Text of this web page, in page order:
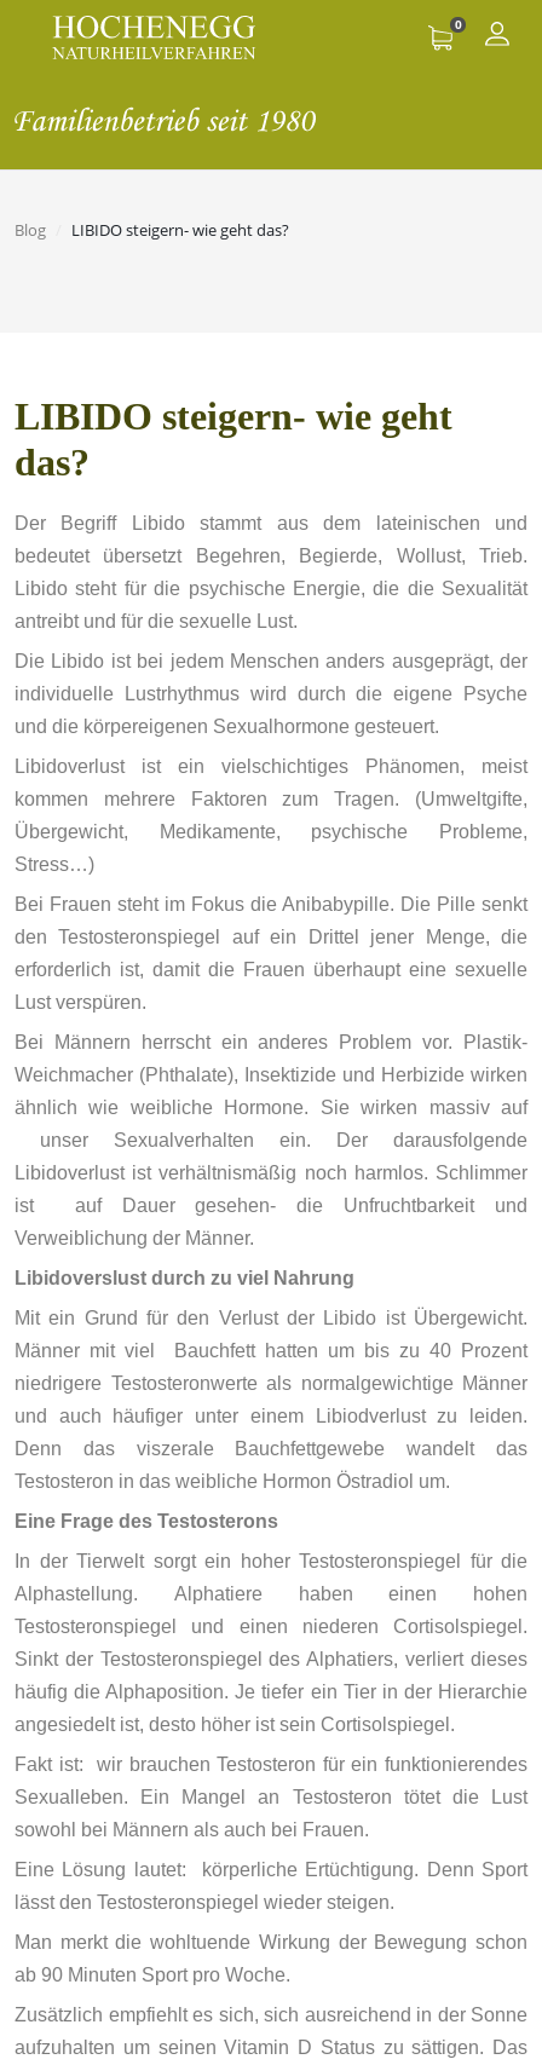
0
Blog LIBIDO steigern- wie geht das?
LIBIDO steigern- wie geht
das?
Der Begriff Libido stammt aus dem lateinischen und
bedeutet übersetzt Begehren, Begierde, Wollust, Trieb.
Libido steht für die psychische Energie, die die Sexualität
antreibt und für die sexuelle Lust.
Die Libido ist bei jedem Menschen anders ausgeprägt, der
individuelle Lustrhythmus wird durch die eigene Psyche
und die körpereigenen Sexualhormone gesteuert.
Libidoverlust ist ein vielschichtiges Phänomen, meist
kommen mehrere Faktoren zum Tragen. (Umweltgifte,
Übergewicht, Medikamente, psychische Probleme,
Stress…)
Bei Frauen steht im Fokus die Anibabypille. Die Pille senkt
den Testosteronspiegel auf ein Drittel jener Menge, die
erforderlich ist, damit die Frauen überhaupt eine sexuelle
Lust verspüren.
Bei Männern herrscht ein anderes Problem vor. Plastik-
Weichmacher (Phthalate), Insektizide und Herbizide wirken
ähnlich wie weibliche Hormone. Sie wirken massiv auf
unser Sexualverhalten ein. Der darausfolgende
Libidoverlust ist verhältnismäßig noch harmlos. Schlimmer
ist auf Dauer gesehen- die Unfruchtbarkeit und
Verweiblichung der Männer.
Libidoverslust durch zu viel Nahrung
Mit ein Grund für den Verlust der Libido ist Übergewicht.
Männer mit viel Bauchfett hatten um bis zu 40 Prozent
niedrigere Testosteronwerte als normalgewichtige Männer
und auch häufiger unter einem Libiodverlust zu leiden.
Denn das viszerale Bauchfettgewebe wandelt das
Testosteron in das weibliche Hormon Östradiol um.
Eine Frage des Testosterons
In der Tierwelt sorgt ein hoher Testosteronspiegel für die
Alphastellung. Alphatiere haben einen hohen
Testosteronspiegel und einen niederen Cortisolspiegel.
Sinkt der Testosteronspiegel des Alphatiers, verliert dieses
häufig die Alphaposition. Je tiefer ein Tier in der Hierarchie
angesiedelt ist, desto höher ist sein Cortisolspiegel.
Fakt ist: wir brauchen Testosteron für ein funktionierendes
Sexualleben. Ein Mangel an Testosteron tötet die Lust
sowohl bei Männern als auch bei Frauen.
Eine Lösung lautet: körperliche Ertüchtigung. Denn Sport
lässt den Testosteronspiegel wieder steigen.
Man merkt die wohltuende Wirkung der Bewegung schon
ab 90 Minuten Sport pro Woche.
Zusätzlich empfiehlt es sich, sich ausreichend in der Sonne
aufzuhalten um seinen Vitamin D Status zu sättigen. Das